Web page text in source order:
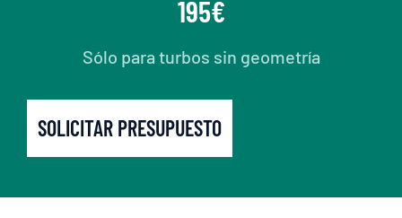
195€
Sólo para turbos sin geometría
SOLICITAR PRESUPUESTO